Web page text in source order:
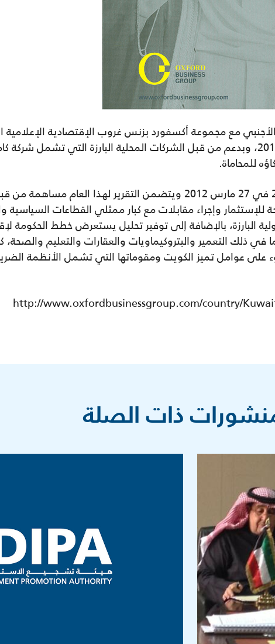
المال الأجنبي مع مجموعة أكسفورد بزنس غروب الإقتصادية
الخامسة على التوالي لنشر التقرير: الكويت لعام 2012، وبدعم من قبل الشركات المحلية البارزة
للمحاماة.
وأطلقت المجموعة رسمياً تقرير الكويت لعام 2012 في 27 مارس 2012 ويتضمن التقرير
وإجراء مقابلات مع كبار ممثلي القطاعات السياسية
بالإضافة إلى توفير تحليل يستعرض خطط الحكومة
التعمير والبتروكيماويات والعقارات والتعليم والصحة،
عوامل تميز الكويت ومقوماتها التي تشمل الأنظمة
ذات الصلة